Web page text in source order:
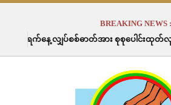
BREAKING NEWS :
စစ်ဓာတ်အား စုစုပေါင်းထုတ်လုပ်ခဲ့မှုမှာ (၇၀၁၀၁.၀